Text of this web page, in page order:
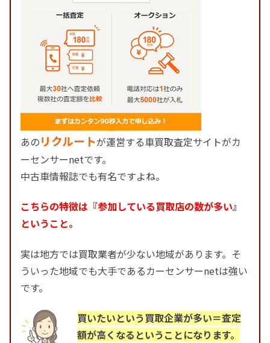
あのリクルートが運営する車買取査定サイトがカ
ーセンサーnetです。
中古車情報誌でも有名ですよね。
こちらの特徴は『参加している買取店の数が多い』
ということ。
実は地方では買取業者が少ない地域があります。そ
ういった地域でも大手であるカーセンサーnetは強い
です。
買いたいという買取企業が多い＝査定
額が高くなるということになります。